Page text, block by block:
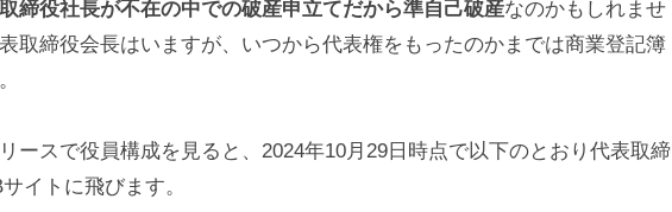
締役社長が不在の中での破産申立てだから準自己破産なのかもしれませ
取締役会長はいますが、いつから代表権をもったのかまでは商業登記簿
ースで役員構成を見ると、2024年10月29日時点で以下のとおり代表取締
イトに飛びます。